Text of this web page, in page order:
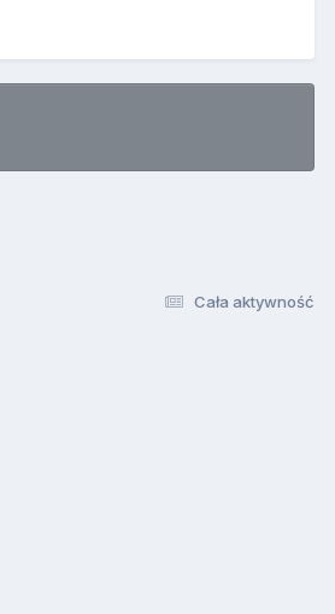
Cała aktywność